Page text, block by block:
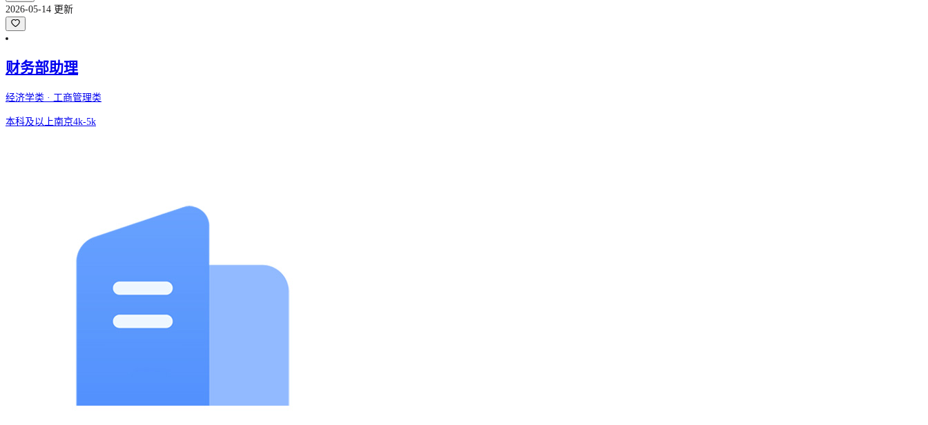
2026-05-14 更新
财务部助理
经济学类 · 工商管理类
本科及以上南京4k-5k